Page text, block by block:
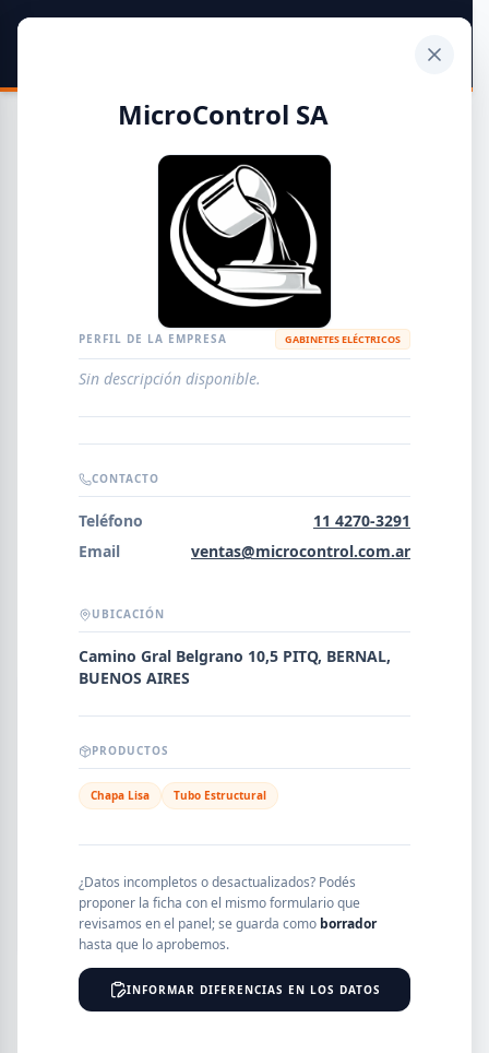
Guía de Empresas Metalúrgicas y Siderúrgicas
METALÚRGICAS
EMPRESAS AGREGAR EMPRESA
Error al cargar empresas.
SEGMENTO
PROVINCIA
MicroControl SA
PERFIL DE LA EMPRESA GABINETES ELÉCTRICOS
Sin descripción disponible.
CONTACTO
Teléfono
11 4270-3291
Email
ventas@microcontrol.com.ar
UBICACIÓN
Camino Gral Belgrano 10,5 PITQ, BERNAL,
BUENOS AIRES
PRODUCTOS
Chapa Lisa Tubo Estructural
¿Datos incompletos o desactualizados? Podés
proponer la ficha con el mismo formulario que
revisamos en el panel; se guarda como borrador
hasta que lo aprobemos.
INFORMAR DIFERENCIAS EN LOS DATOS